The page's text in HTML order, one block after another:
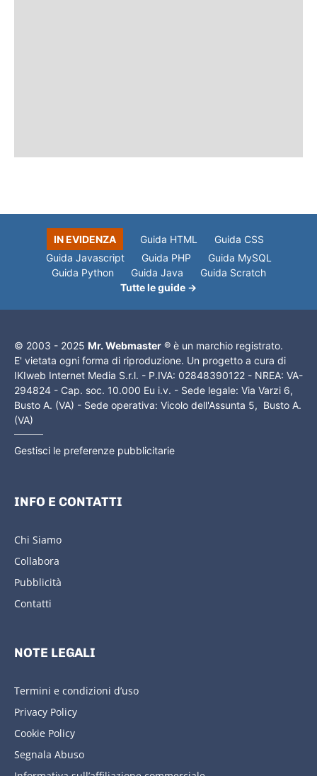
IN EVIDENZA Guida HTML
Guida CSS
Guida Javascript
Guida PHP
Guida MySQL
Guida Python
Guida Java
Guida Scratch
Tutte le guide →
© 2003 - 2025 Mr. Webmaster ® è un marchio registrato.
E' vietata ogni forma di riproduzione. Un progetto a cura di
IKIweb Internet Media S.r.l. - P.IVA: 02848390122 - NREA: VA-
294824 - Cap. soc. 10.000 Eu i.v. - Sede legale: Via Varzi 6,
Busto A. (VA) - Sede operativa: Vicolo dell'Assunta 5, Busto A.
(VA)
Gestisci le preferenze pubblicitarie
INFO E CONTATTI
Chi Siamo
Collabora
Pubblicità
Contatti
NOTE LEGALI
Termini e condizioni d’uso
Privacy Policy
Cookie Policy
Segnala Abuso